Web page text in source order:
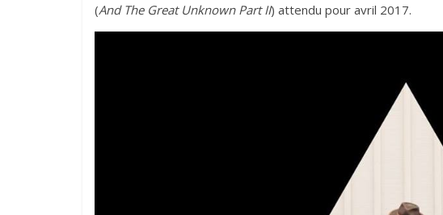
(And The Great Unknown Part II) attendu pour avril 2017.